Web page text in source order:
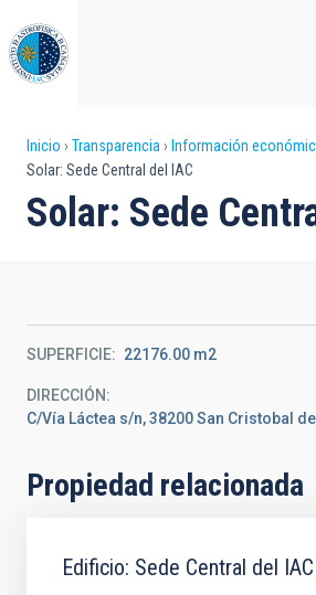
al
contenido
principal
Sobrescribir
enlaces
de
la
navegación
Inicio Transparencia Información
Solar: Sede Central del IAC
Solar: Sede
SUPERFICIE 22176.00 m2
DIRECCIÓN
C/Vía Láctea s/n, 38200 San Cristobal
Propiedad relacionada
Edificio: Sede Central del IAC